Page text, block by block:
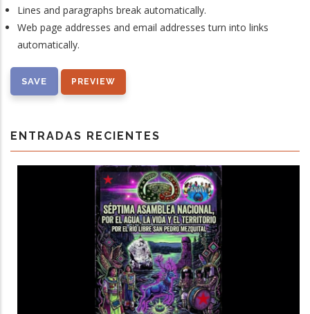
Lines and paragraphs break automatically.
Web page addresses and email addresses turn into links
automatically.
ENTRADAS RECIENTES